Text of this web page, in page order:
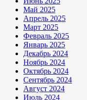
Май 2025
Апрель 2025
Март 2025
Февраль 2025
Январь 2025
Декабрь 2024
Ноябрь 2024
Октябрь 2024
Сентябрь 2024
Август 2024
Июль 2024